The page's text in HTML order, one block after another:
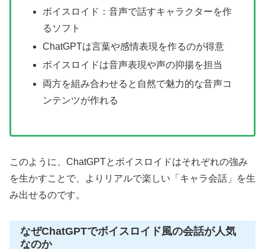
ボイスロイド：音声で話すキャラクターを作
るソフト
ChatGPTは言葉や感情表現を作るのが得意
ボイスロイドは音声表現や声の抑揚を担当
両方を組み合わせると自然で魅力的な音声コ
ンテンツが作れる
このように、ChatGPTとボイスロイドはそれぞれの強み
を生かすことで、よりリアルで楽しい「キャラ会話」を生
み出せるのです。
なぜChatGPTでボイスロイド風の会話が人気
なのか